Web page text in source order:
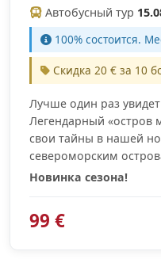
Автобусный тур
100% cостоится.
Скидка 20 € за 10
Лучше один раз
Легендарный «остров
свои тайны в нашей
североморским
Новинка сезона!
99 €